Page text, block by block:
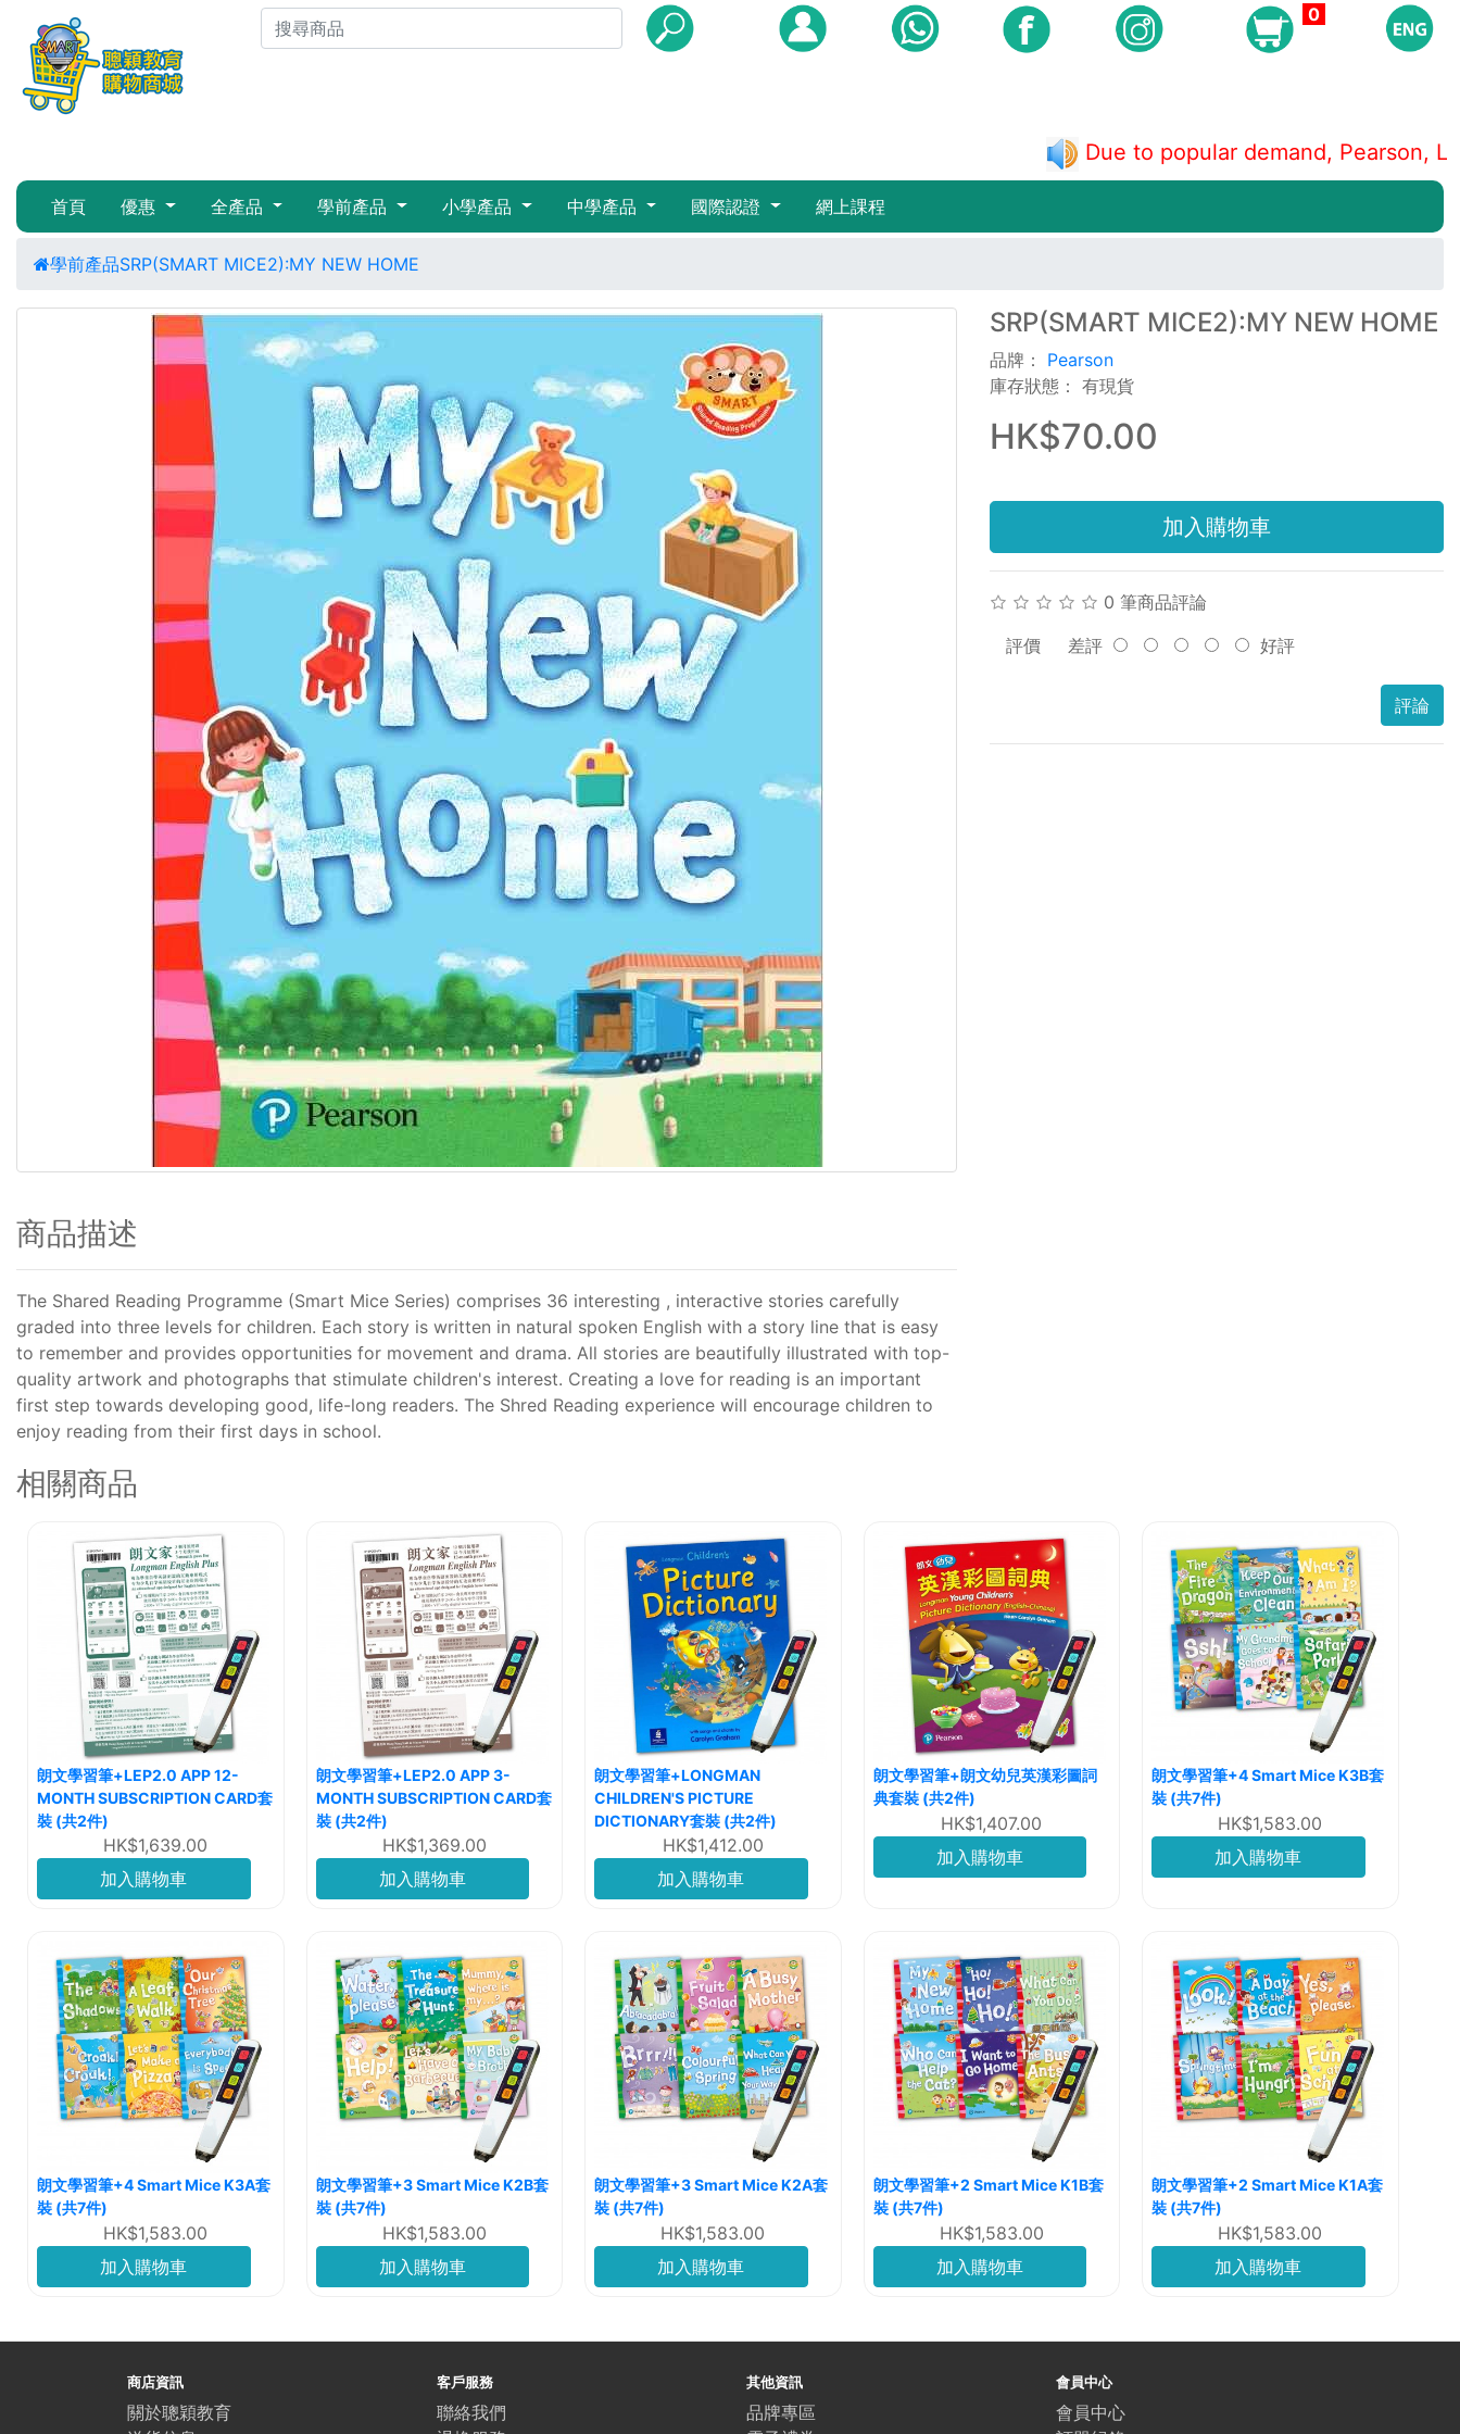
0
Due to popular demand, Pearson,
首頁 優惠 全產品 學前產品 小學產品 中學產品 國際認證 網上課程
學前產品SRP(SMART MICE2):MY NEW HOME
商品描述
The Shared Reading Programme (Smart Mice Series) comprises 36 interesting , interactive stories carefully
graded into three levels for children. Each story is written in natural spoken English with a story line that is easy
to remember and provides opportunities for movement and drama. All stories are beautifully illustrated with top-
quality artwork and photographs that stimulate children's interest. Creating a love for reading is an important
first step towards developing good, life-long readers. The Shred Reading experience will encourage children to
enjoy reading from their first days in school.
SRP(SMART MICE2):MY NEW HOME
品牌： Pearson
庫存狀態： 有現貨
HK$70.00
加入購物車
0 筆商品評論
評價 差評 好評
評論
相關商品
朗文學習筆+LEP2.0 APP 12-
MONTH SUBSCRIPTION CARD套
裝 (共2件)
HK$1,639.00
加入購物車
朗文學習筆+LEP2.0 APP 3-
MONTH SUBSCRIPTION CARD套
裝 (共2件)
HK$1,369.00
加入購物車
朗文學習筆+LONGMAN
CHILDREN'S PICTURE
DICTIONARY套裝 (共2件)
HK$1,412.00
加入購物車
朗文學習筆+朗文幼兒英漢彩圖詞
典套裝 (共2件)
HK$1,407.00
加入購物車
朗文學習筆+4 Smart Mice K3B套
裝 (共7件)
HK$1,583.00
加入購物車
朗文學習筆+4 Smart Mice K3A套
裝 (共7件)
HK$1,583.00
加入購物車
朗文學習筆+3 Smart Mice K2B套
裝 (共7件)
HK$1,583.00
加入購物車
朗文學習筆+3 Smart Mice K2A套
裝 (共7件)
HK$1,583.00
加入購物車
朗文學習筆+2 Smart Mice K1B套
裝 (共7件)
HK$1,583.00
加入購物車
朗文學習筆+2 Smart Mice K1A套
裝 (共7件)
HK$1,583.00
加入購物車
商店資訊
關於聰穎教育
客戶服務
聯絡我們
其他資訊
品牌專區
會員中心
會員中心